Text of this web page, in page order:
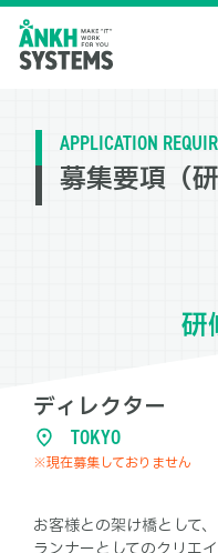
APPLICATION
募集要項（
研
ディレクター
TOKYO
※現在募集しておりません
お客様との架け橋として
ランナーとしてのクリエ